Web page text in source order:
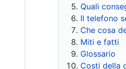
Quali
Il telefono
Che cosa
Miti e fatti
Glossario
Costi della